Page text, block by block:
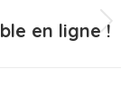
en ligne !